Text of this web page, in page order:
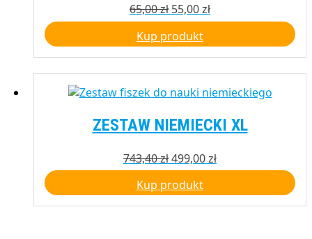
65,00zł Pierwotna
cena
wynosiła:
65,00 zł.
55,00złAktualna
cena
55,00 zł.
Kup produkt
ZESTAW NIEMIECKI XL
743,40złPierwotna
cena
wynosiła:
743,40 zł.
499,00złAktualna
cena
499,00 zł.
Kup produkt